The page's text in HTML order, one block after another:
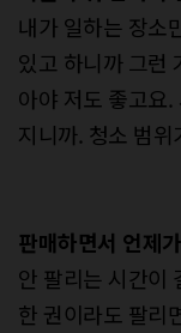
내가 일하는 장소
있고 하니까 그런
아야 저도 좋고요
지니까. 청소 범
판매하면서 언제
안 팔리는 시간이
한 권이라도 팔리